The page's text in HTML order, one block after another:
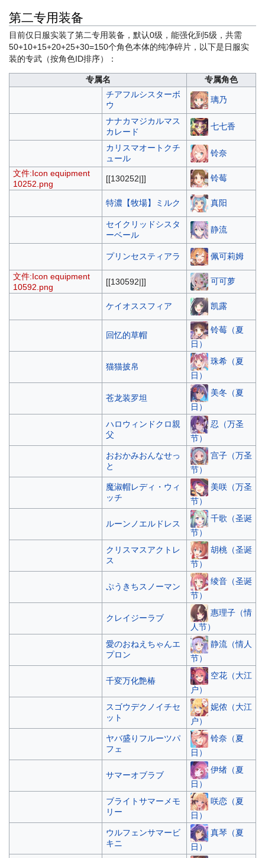
第二专用装备
目前仅日服实装了第二专用装备，默认0级，能强化到5级，共需
50+10+15+20+25+30=150个角色本体的纯净碎片，以下是日服实
装的专武（按角色ID排序）：
专属名
专属角色
チアフルシスターボ
ウ
璃乃
ナナカマジカルマス
カレード
七七香
カリスマオートクチ
ュール
铃奈
文件:Icon equipment
10252.png
[[130252|]] 铃莓
特濃【牧場】ミルク 真阳
セイクリッドシスタ
ーベール
静流
プリンセスティアラ 佩可莉姆
文件:Icon equipment
10592.png
[[130592|]] 可可萝
ケイオススフィア 凯露
回忆的草帽
铃莓（夏
日）
猫猫披帛
珠希（夏
日）
苍龙装罗坦
美冬（夏
日）
ハロウィンドクロ親
父
忍（万圣
节）
おおかみおんなせっ
と
宫子（万圣
节）
魔淑帽レディ・ウィ
ッチ
美咲（万圣
节）
ルーンノエルドレス
千歌（圣诞
节）
クリスマスアクトレ
ス
胡桃（圣诞
节）
ぷうきちスノーマン
绫音（圣诞
节）
クレイジーラブ
惠理子（情
人节）
愛のおねえちゃんエ
プロン
静流（情人
节）
千変万化艶椿
空花（大江
户）
スゴウデクノイチセ
ット
妮侬（大江
户）
ヤバ盛りフルーツパ
フェ
铃奈（夏
日）
サマーオブラブ
伊绪（夏
日）
ブライトサマーメモ
リー
咲恋（夏
日）
ウルフェンサマービ
キニ
真琴（夏
日）